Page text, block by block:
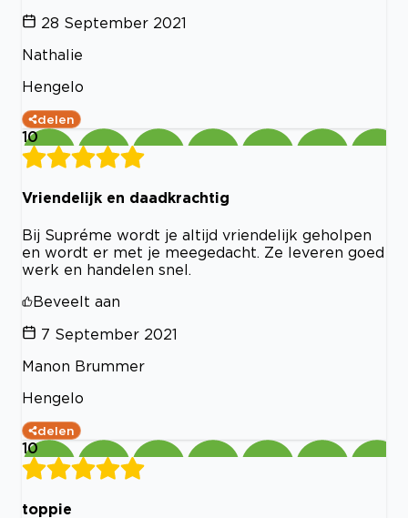
28 September 2021
Nathalie
Hengelo
delen
10
Vriendelijk en daadkrachtig
Bij Supréme wordt je altijd vriendelijk geholpen
en wordt er met je meegedacht. Ze leveren goed
werk en handelen snel.
Beveelt aan
7 September 2021
Manon Brummer
Hengelo
delen
10
toppie